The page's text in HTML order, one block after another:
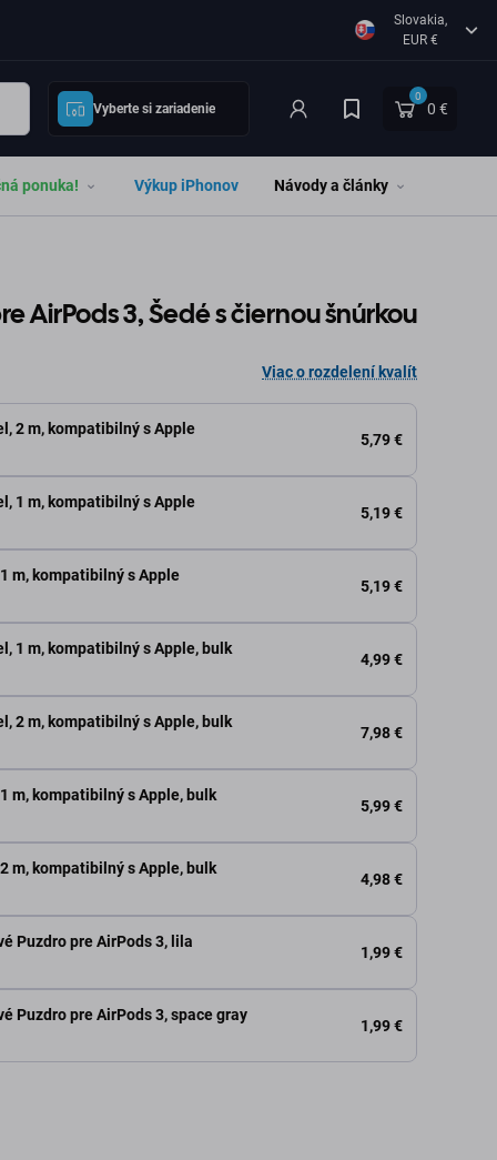
Slovakia,
EUR €
Vyberte si zariadenie
0
0 €
ponuka! Výkup iPhonov Návody a články
AirPods 3, Šedé s čiernou šnúrkou
Viac o rozdelení kvalít
2 m, kompatibilný s Apple
5,79 €
1 m, kompatibilný s Apple
5,19 €
m, kompatibilný s Apple
5,19 €
1 m, kompatibilný s Apple, bulk
4,99 €
2 m, kompatibilný s Apple, bulk
7,98 €
m, kompatibilný s Apple, bulk
5,99 €
m, kompatibilný s Apple, bulk
4,98 €
Puzdro pre AirPods 3, lila
1,99 €
Puzdro pre AirPods 3, space gray
1,99 €